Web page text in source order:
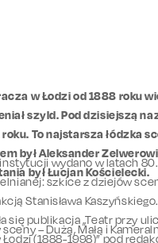
w Łodzi od 1888 roku
szyld. Pod dzisiejszą
To najstarsza łódzka
był Aleksander
był Łucjan Kościelecki.
wydano w latach
szkice z dziejów
Stanisława
się publikacja „Teatr przy
Łodzi (1888-1998)” pod
– Dużą, Małą i